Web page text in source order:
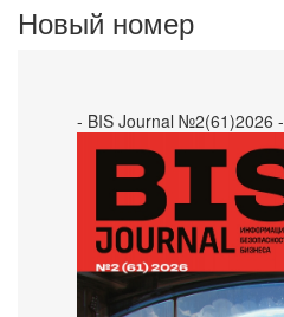
Новый номер
- BIS Journal №2(61)2026 -